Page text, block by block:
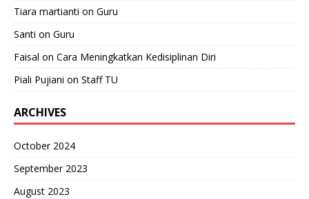
Tiara martianti on Guru
Santi on Guru
Faisal on Cara Meningkatkan Kedisiplinan Diri
Piali Pujiani on Staff TU
ARCHIVES
October 2024
September 2023
August 2023